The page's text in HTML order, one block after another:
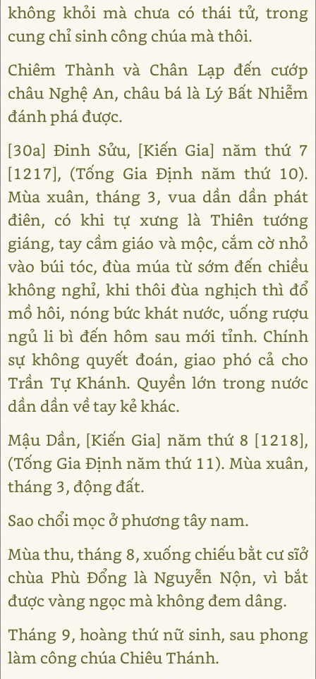
không khỏi mà chưa có thái tử, trong
cung chỉ sinh công chúa mà thôi.
Chiêm Thành và Chân Lạp đến cướp
châu Nghệ An, châu bá là Lý Bất Nhiễm
đánh phá được.
[30a] Đinh Sửu, [Kiến Gia] năm thứ 7
[1217], (Tống Gia Định năm thứ 10).
Mùa xuân, tháng 3, vua dần dần phát
điên, có khi tự xưng là Thiên tướng
giáng, tay cầm giáo và mộc, cắm cờ nhỏ
vào búi tóc, đùa múa từ sớm đến chiều
không nghỉ, khi thôi đùa nghịch thì đổ
mồ hôi, nóng bức khát nước, uống rượu
ngủ li bì đến hôm sau mới tỉnh. Chính
sự không quyết đoán, giao phó cả cho
Trần Tự Khánh. Quyền lớn trong nước
dần dần về tay kẻ khác.
Mậu Dần, [Kiến Gia] năm thứ 8 [1218],
(Tống Gia Định năm thứ 11). Mùa xuân,
tháng 3, động đất.
Sao chổi mọc ở phương tây nam.
Mùa thu, tháng 8, xuống chiếu bằt cư sĩở
chùa Phù Đổng là Nguyễn Nộn, vì bắt
được vàng ngọc mà không đem dâng.
Tháng 9, hoàng thứ nữ sinh, sau phong
làm công chúa Chiêu Thánh.